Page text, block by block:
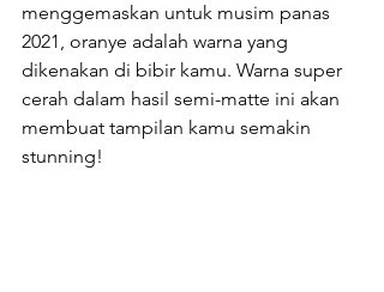
menggemaskan untuk musim panas
2021, oranye adalah warna yang
dikenakan di bibir kamu. Warna super
cerah dalam hasil semi-matte ini akan
membuat tampilan kamu semakin
stunning!